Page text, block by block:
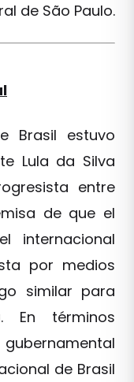
de São Paulo.
Brasil estuvo
Lula da Silva
entre
de que el
internacional
por medios
similar para
En términos
de Brasil